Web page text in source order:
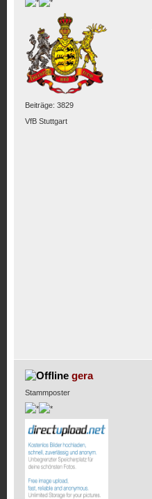
Beiträge: 3829
VfB Stuttgart
gera
Stammposter